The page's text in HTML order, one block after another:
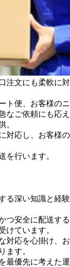
注文にも柔軟に対
ト便、お客様のニ
なご依頼にも応え
。
対応し、お客様の
を行います。
る深い知識と経験
つ安全に配送する
けています。
対応を心掛け、お
ます。
最優先に考えた運